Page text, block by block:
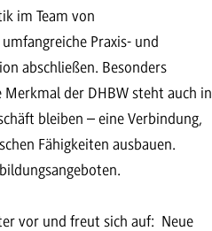
im Team von
Praxis- und
abschließen. Besonders
Merkmal der DHBW steht auch in
bleiben – eine Verbindung,
Fähigkeiten ausbauen.
vor und freut sich auf: Neue